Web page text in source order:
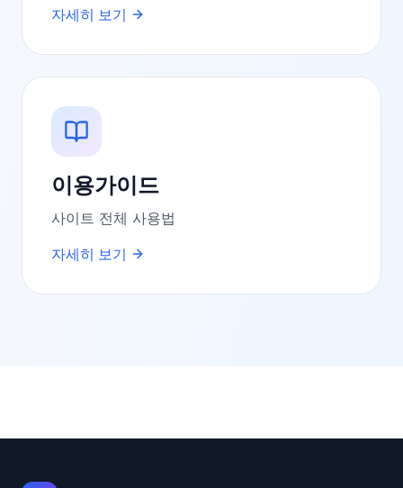
자세히 보기
이용가이드
사이트 전체 사용법
자세히 보기